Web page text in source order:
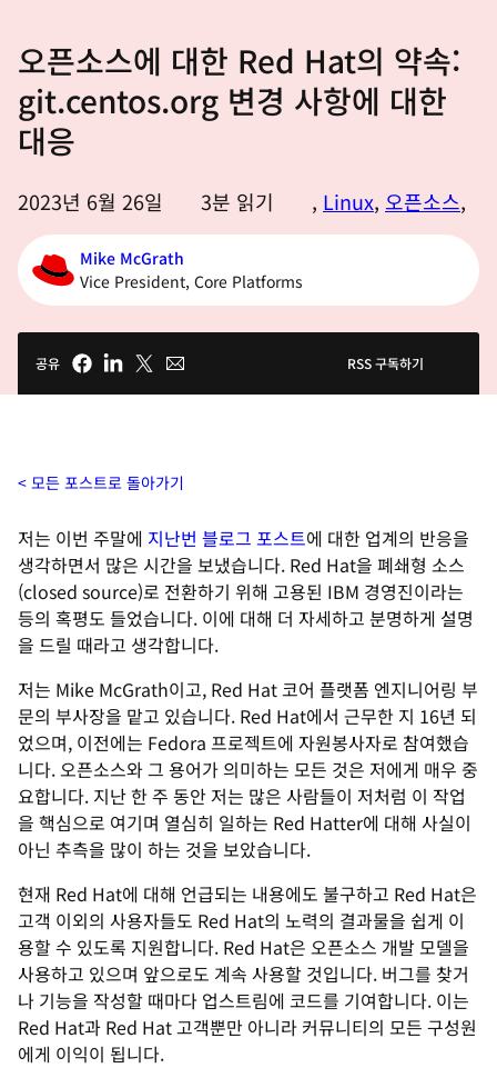
오픈소스에 대한 Red Hat의 약속:
git.centos.org 변경 사항에 대한
대응
2023년 6월 26일 3분 읽기 , Linux, 오픈소스,
Mike McGrath
Vice President, Core Platforms
공유 RSS 구독하기
모든 포스트로 돌아가기
저는 이번 주말에 지난번 블로그 포스트에 대한 업계의 반응을
생각하면서 많은 시간을 보냈습니다. Red Hat을 폐쇄형 소스
(closed source)로 전환하기 위해 고용된 IBM 경영진이라는
등의 혹평도 들었습니다. 이에 대해 더 자세하고 분명하게 설명
을 드릴 때라고 생각합니다.
저는 Mike McGrath이고, Red Hat 코어 플랫폼 엔지니어링 부
문의 부사장을 맡고 있습니다. Red Hat에서 근무한 지 16년 되
었으며, 이전에는 Fedora 프로젝트에 자원봉사자로 참여했습
니다. 오픈소스와 그 용어가 의미하는 모든 것은 저에게 매우 중
요합니다. 지난 한 주 동안 저는 많은 사람들이 저처럼 이 작업
을 핵심으로 여기며 열심히 일하는 Red Hatter에 대해 사실이
아닌 추측을 많이 하는 것을 보았습니다.
현재 Red Hat에 대해 언급되는 내용에도 불구하고 Red Hat은
고객 이외의 사용자들도 Red Hat의 노력의 결과물을 쉽게 이
용할 수 있도록 지원합니다. Red Hat은 오픈소스 개발 모델을
사용하고 있으며 앞으로도 계속 사용할 것입니다. 버그를 찾거
나 기능을 작성할 때마다 업스트림에 코드를 기여합니다. 이는
Red Hat과 Red Hat 고객뿐만 아니라 커뮤니티의 모든 구성원
에게 이익이 됩니다.